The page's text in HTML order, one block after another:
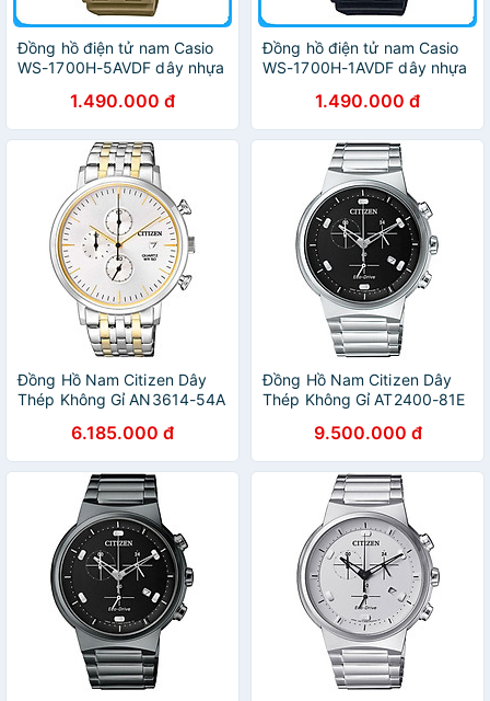
Đồng hồ điện tử nam Casio
WS-1700H-5AVDF dây nhựa
1.490.000 đ
Đồng hồ điện tử nam Casio
WS-1700H-1AVDF dây nhựa
1.490.000 đ
Đồng Hồ Nam Citizen Dây
Thép Không Gỉ AN3614-54A
6.185.000 đ
Đồng Hồ Nam Citizen Dây
Thép Không Gỉ AT2400-81E
9.500.000 đ